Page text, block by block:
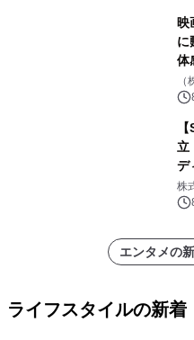
映
に
体
ス
定！
立
デ
株
株
エンタメの
ライフスタイルの新着